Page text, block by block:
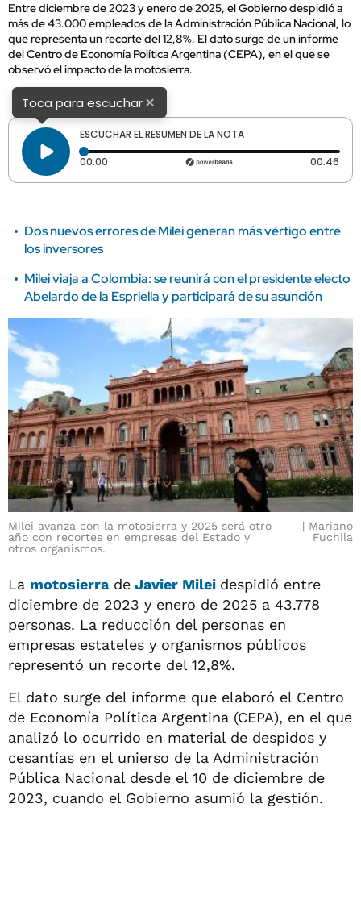
Entre diciembre de 2023 y enero de 2025, el Gobierno despidió a
más de 43.000 empleados de la Administración Pública Nacional, lo
que representa un recorte del 12,8%. El dato surge de un informe
del Centro de Economía Política Argentina (CEPA), en el que se
observó el impacto de la motosierra.
Toca para escuchar×
ESCUCHAR EL RESUMEN DE LA NOTA
00:00 Tiempo transcurrido: 0 segundos 00:46
Dos nuevos errores de Milei generan más vértigo entre
los inversores
Milei viaja a Colombia: se reunirá con el presidente electo
Abelardo de la Espriella y participará de su asunción
Milei avanza con la motosierra y 2025 será otro
año con recortes en empresas del Estado y
otros organismos.
Mariano
Fuchila
La motosierrade Javier Milei despidió entre
diciembre de 2023 y enero de 2025 a 43.778
personas. La reducción del personas en
empresas estateles y organismos públicos
representó un recorte del 12,8%.
El dato surge del informe que elaboró el Centro
de Economía Política Argentina (CEPA), en el que
analizó lo ocurrido en material de despidos y
cesantías en el unierso de la Administración
Pública Nacional desde el 10 de diciembre de
2023, cuando el Gobierno asumió la gestión.